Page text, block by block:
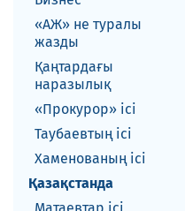
«АЖ» не туралы
жазды
Қаңтардағы
наразылық
«Прокурор» ісі
Таубаевтың ісі
Хаменованың ісі
Қазақстанда